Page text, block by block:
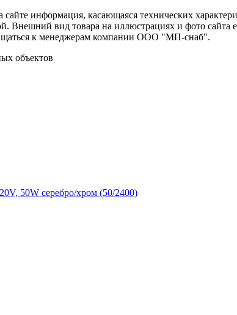
информация, касающаяся технических
Внешний вид товара на иллюстрациях и фото сайта
к менеджерам компании ООО "МП-снаб".
объектов